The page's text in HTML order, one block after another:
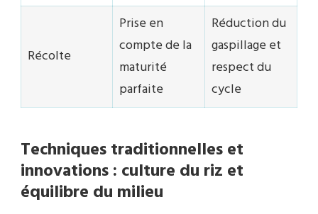
Récolte
Prise en
compte de la
maturité
parfaite
Réduction du
gaspillage et
respect du
cycle
Techniques traditionnelles et
innovations : culture du riz et
équilibre du milieu